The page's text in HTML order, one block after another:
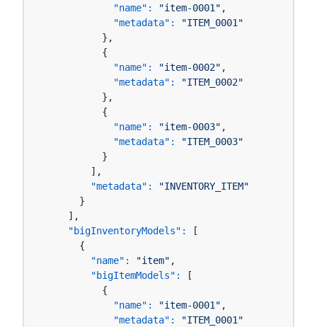
"name":
"item-0001" ,
"metadata":
"ITEM_0001"
          },
          {
"name":
"item-0002" ,
"metadata":
"ITEM_0002"
          },
          {
"name":
"item-0003" ,
"metadata":
"ITEM_0003"
          }
        ],
"metadata":
"INVENTORY_ITEM"
      }
    ],
"bigInventoryModels":
[
      {
"name":
"item" ,
"bigItemModels":
[
          {
"name":
"item-0001" ,
"metadata":
"ITEM_0001"